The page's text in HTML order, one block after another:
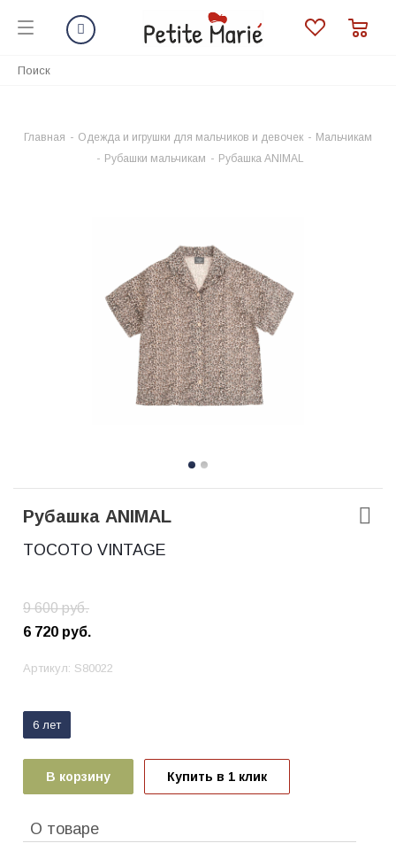
Главная - Одежда и игрушки для мальчиков и девочек - Мальчикам
- Рубашки мальчикам - Рубашка ANIMAL
Рубашка ANIMAL
TOCOTO VINTAGE
9 600руб.
6 720 руб.
Артикул: S80022
6 лет
В корзину Купить в 1 клик
О товаре